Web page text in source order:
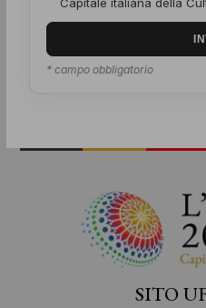
* campo obbligatorio
SITO